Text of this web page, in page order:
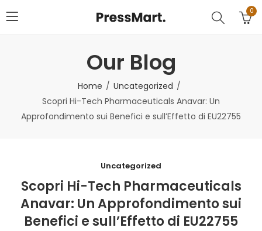
0
Our Blog
Home
Uncategorized
Scopri Hi-Tech Pharmaceuticals Anavar: Un
Approfondimento sui Benefici e sull’Effetto di EU22755
Uncategorized
Scopri Hi-Tech Pharmaceuticals
Anavar: Un Approfondimento sui
Benefici e sull’Effetto di EU22755